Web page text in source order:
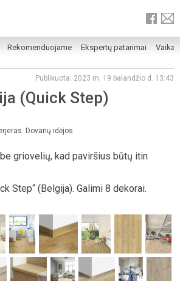
Rekomenduojame Ekspertų patarimai
Publikuota: 2023 m. 19 balandžio d. 13:43
(Quick Step)
Dovanų idėjos
griovelių, kad paviršius būtų itin
Step“ (Belgija). Galimi 8 dekorai.